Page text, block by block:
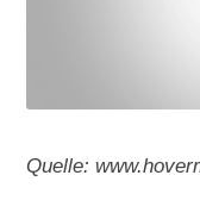
Quelle: